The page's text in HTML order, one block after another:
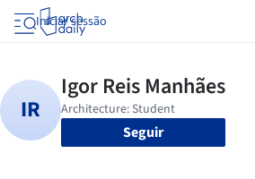
Iniciar sessão
Seguir